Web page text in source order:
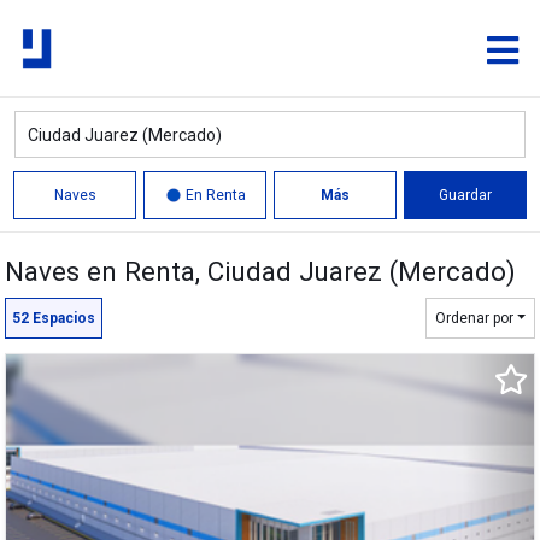
Naves En Renta Más Guardar
10,237 m²
11,969 m²
Círculo Polígono
Naves en Renta, Ciudad Juarez (Mercado)
52 Espacios Ordenar por